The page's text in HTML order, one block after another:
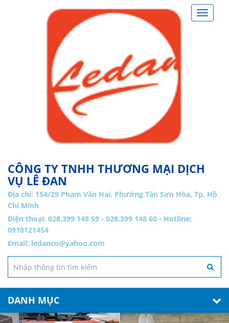
Toggle
CÔNG TY TNHH THƯƠNG MẠI DỊCH
VỤ LÊ ĐAN
Địa chỉ: 154/29 Phạm Văn Hai, Phường Tân Sơn Hòa, Tp. Hồ
Chí Minh
Điện thoại: 028.399 148 59 - 028.399 148 60 - Hotline:
0918121454
Email: ledanco@yahoo.com
DANH MỤC